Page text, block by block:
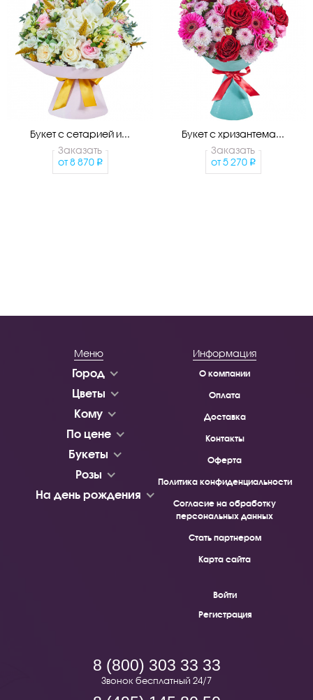
Букет с сетарией и...
Заказать
от 8 870
Букет с хризантема...
Заказать
от 5 270
Меню
Город
Цветы
Кому
По цене
Букеты
Розы
На день рождения
Информация
О компании
Оплата
Доставка
Контакты
Оферта
Политика конфиденциальности
Согласие на обработку
персональных данных
Стать партнером
Карта сайта
Войти
Регистрация
8 (800) 303 33 33
Звонок бесплатный 24/7